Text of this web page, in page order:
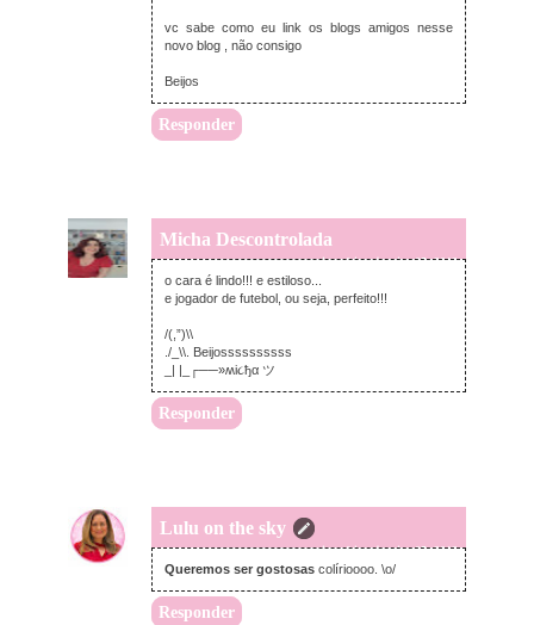
vc sabe como eu link os blogs amigos nesse
novo blog , não consigo
Beijos
Responder
Micha Descontrolada
quinta-feira, janeiro 05, 2012
o cara é lindo!!! e estiloso...
e jogador de futebol, ou seja, perfeito!!!
/(,”)\\
./_\\. Beijossssssssss
_| |_┌──»ʍi૮ђα ツ
Responder
Lulu on the sky
quinta-feira, janeiro 05, 2012
Queremos ser gostosas colírioooo. \o/
Responder